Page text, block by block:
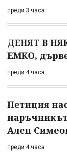
преди 3 часа
ДЕНЯТ В
ЕМКО,
преди 4 часа
Петиция
Ален
преди 4 часа